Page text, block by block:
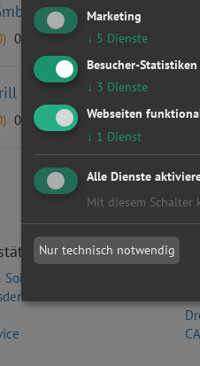
01159 Dresden
01219 Dresden
in der Umgebung
oHG
GmbH
Marketing
↓ 5 Dienste
Besucher-Statistiken
↓ 3 Dienste
Webseiten
↓ 1 Dienst
Alle Dienste
Mit diesem Schalter
Nur technisch notwendig